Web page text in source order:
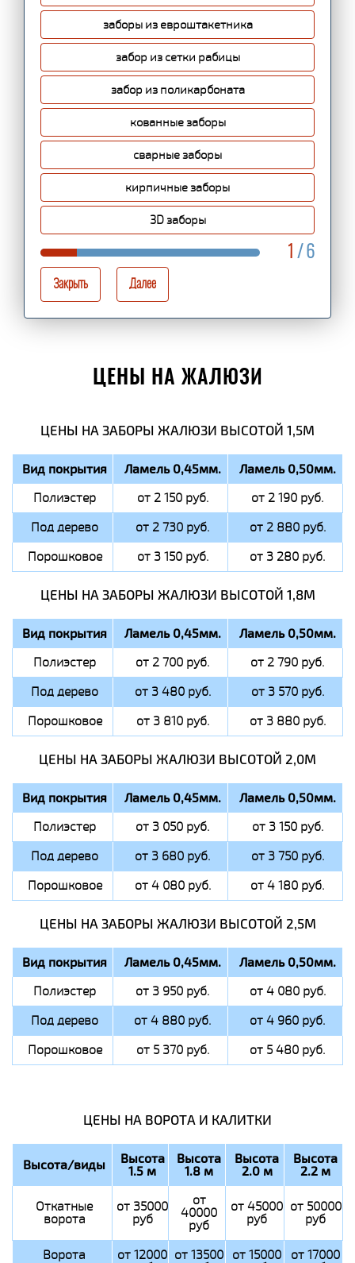
заборы из евроштакетника
забор из сетки рабицы
забор из поликарбоната
кованные заборы
сварные заборы
кирпичные заборы
3D заборы
1 / 6
Закрыть Далее
ЦЕНЫ НА ЖАЛЮЗИ
ЦЕНЫ НА ЗАБОРЫ ЖАЛЮЗИ ВЫСОТОЙ 1,5М
Вид покрытия Ламель 0,45мм. Ламель 0,50мм.
Полиэстер от 2 150 руб.
от 2 190 руб.
Под дерево
от 2 730 руб.
от 2 880 руб.
Порошковое
от 3 150 руб. от 3 280 руб.
ЦЕНЫ НА ЗАБОРЫ ЖАЛЮЗИ ВЫСОТОЙ 1,8М
Вид покрытия Ламель 0,45мм. Ламель 0,50мм.
Полиэстер от 2 700 руб.
от 2 790 руб.
Под дерево
от 3 480 руб.
от 3 570 руб.
Порошковое
от 3 810 руб. от 3 880 руб.
ЦЕНЫ НА ЗАБОРЫ ЖАЛЮЗИ ВЫСОТОЙ 2,0М
Вид покрытия Ламель 0,45мм. Ламель 0,50мм.
Полиэстер от 3 050 руб.
от 3 150 руб.
Под дерево
от 3 680 руб.
от 3 750 руб.
Порошковое
от 4 080 руб. от 4 180 руб.
ЦЕНЫ НА ЗАБОРЫ ЖАЛЮЗИ ВЫСОТОЙ 2,5М
Вид покрытия Ламель 0,45мм. Ламель 0,50мм.
Полиэстер от 3 950 руб.
от 4 080 руб.
Под дерево
от 4 880 руб.
от 4 960 руб.
Порошковое
от 5 370 руб. от 5 480 руб.
ЦЕНЫ НА ВОРОТА И КАЛИТКИ
Высота/виды Высота
1.5 м
Высота
1.8 м
Высота
2.0 м
Высота
2.2 м
Откатные
ворота
от 35000
руб
от
40000
руб
от 45000
руб
от 50000
руб
Ворота от 12000 от 13500 от 15000 от 17000